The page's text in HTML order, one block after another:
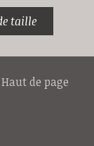
taille
Haut de page